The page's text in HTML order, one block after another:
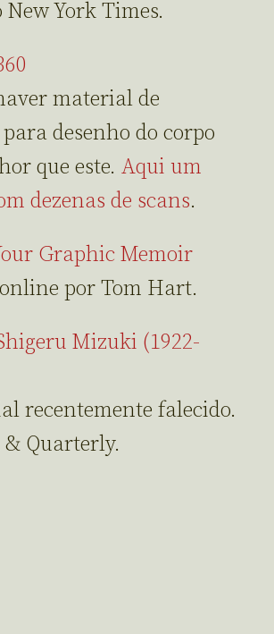
York Times.
material de
desenho do corpo
que este. Aqui um
dezenas de scans.
Graphic Memoir
por Tom Hart.
Mizuki (1922-
recentemente falecido.
Quarterly.